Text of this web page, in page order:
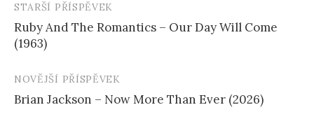
Navigace
příspěvku
STARŠÍ PŘÍSPĚVEK
Ruby And The Romantics – Our Day Will Come
(1963)
NOVĚJŠÍ PŘÍSPĚVEK
Brian Jackson – Now More Than Ever (2026)